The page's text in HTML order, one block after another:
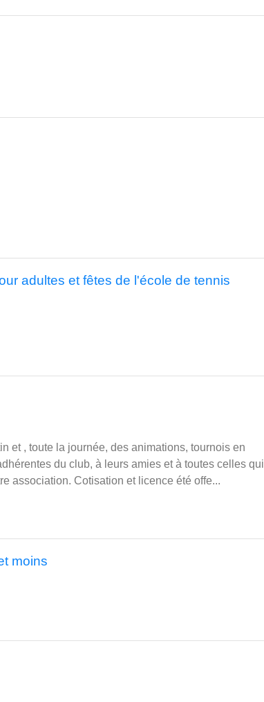
adultes et fêtes de l'école de tennis
et , toute la journée, des animations, tournois en
du club, à leurs amies et à toutes celles qui
association. Cotisation et licence été offe...
moins